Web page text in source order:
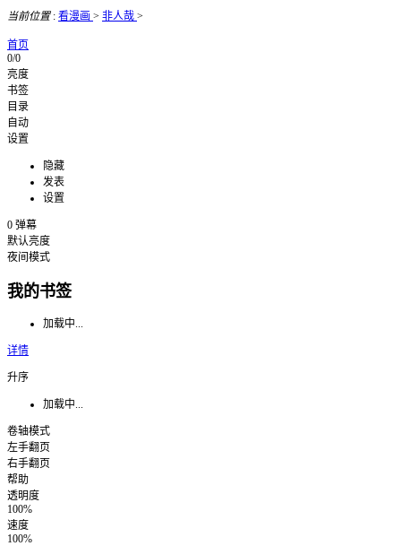
当前位置: 看漫画 > 非人哉 >
首页
0/0
亮度
书签
目录
自动
设置
隐藏
发表
设置
0 弹幕
默认亮度
夜间模式
我的书签
加载中...
详情
升序
加载中...
卷轴模式
左手翻页
右手翻页
帮助
透明度
100%
速度
100%